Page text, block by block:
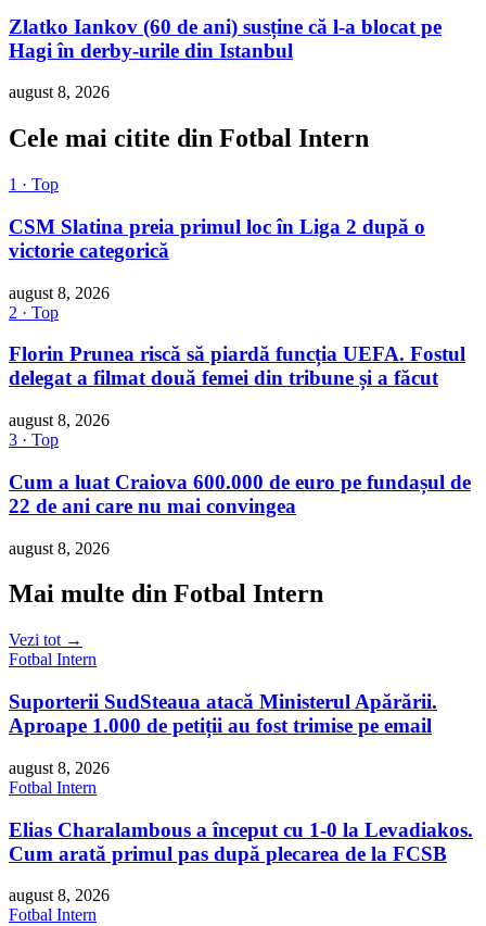
Zlatko Iankov (60 de ani) susține că l-a blocat pe
Hagi în derby-urile din Istanbul
august 8, 2026
Cele mai citite din Fotbal Intern
1 · Top
CSM Slatina preia primul loc în Liga 2 după o
victorie categorică
august 8, 2026
2 · Top
Florin Prunea riscă să piardă funcția UEFA. Fostul
delegat a filmat două femei din tribune și a făcut
august 8, 2026
3 · Top
Cum a luat Craiova 600.000 de euro pe fundașul de
22 de ani care nu mai convingea
august 8, 2026
Mai multe din Fotbal Intern
Vezi tot →
Fotbal Intern
Suporterii SudSteaua atacă Ministerul Apărării.
Aproape 1.000 de petiții au fost trimise pe email
august 8, 2026
Fotbal Intern
Elias Charalambous a început cu 1-0 la Levadiakos.
Cum arată primul pas după plecarea de la FCSB
august 8, 2026
Fotbal Intern